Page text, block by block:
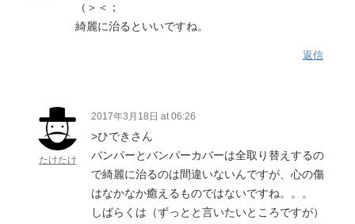
（＞＜；
綺麗に治るといいですね。
返信
たけたけ
2017年3月18日 at 06:26
>ひできさん
バンパーとバンパーカバーは全取り替えするの
で綺麗に治るのは間違いないんですが、心の傷
はなかなか癒えるものではないですね。。。
しばらくは（ずっとと言いたいところですが）